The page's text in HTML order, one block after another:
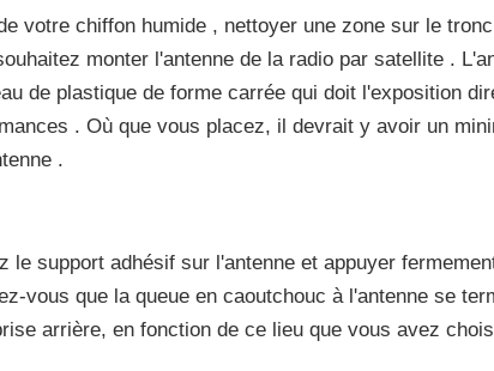
votre chiffon humide , nettoyer une zone sur le
monter l'antenne de la radio par satellite .
de plastique de forme carrée qui doit l'exposition
. Où que vous placez, il devrait y avoir un
.
le support adhésif sur l'antenne et appuyer
vous que la queue en caoutchouc à l'antenne se
arrière, en fonction de ce lieu que vous avez